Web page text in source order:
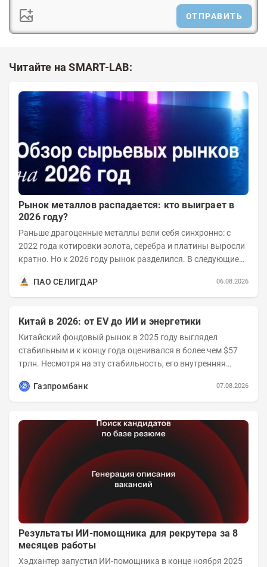
ОТПРАВИТЬ
Читайте на SMART-LAB:
Рынок металлов распадается: кто выиграет в
2026 году?
Раньше драгоценные металлы вели себя синхронно: с
2022 года котировки золота, серебра и платины выросли
кратно. Но к 2026 году рынок разделился. В следующие
ПАО СЕЛИГДАР
06.08.2026
Китай в 2026: от EV до ИИ и энергетики
Китайский фондовый рынок в 2025 году выглядел
стабильным и к концу года оценивался в более чем $57
трлн. Несмотря на эту стабильность, его внутренняя
Газпромбанк
07.08.2026
Результаты ИИ-помощника для рекрутера за 8
месяцев работы
Хэдхантер запустил ИИ-помощника в конце ноября 2025